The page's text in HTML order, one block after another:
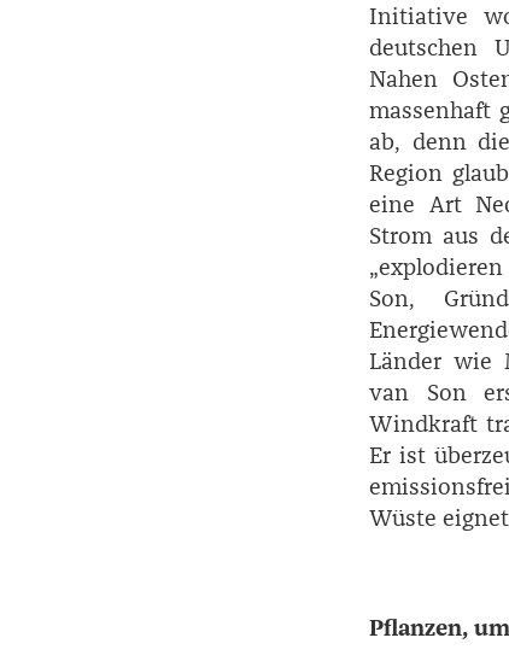
Initiative
deutschen
Nahen
massenhaft
ab, denn
Region
eine Art
Strom aus
Son,
Länder wie
van Son
Windkraft
Er ist
Wüste
Pflanzen,